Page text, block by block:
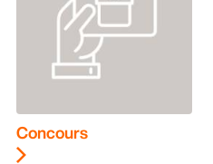
Concours